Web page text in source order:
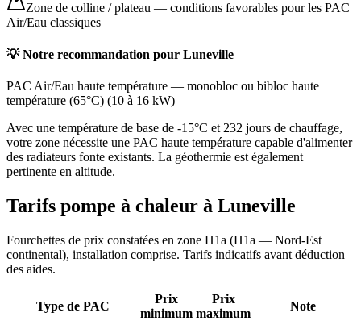
Zone de colline / plateau — conditions favorables pour les PAC
Air/Eau classiques
💡 Notre recommandation pour Luneville
PAC Air/Eau haute température — monobloc ou bibloc haute
température (65°C) (10 à 16 kW)
Avec une température de base de -15°C et 232 jours de chauffage,
votre zone nécessite une PAC haute température capable d'alimenter
des radiateurs fonte existants. La géothermie est également
pertinente en altitude.
Tarifs pompe à chaleur à Luneville
Fourchettes de prix constatées en zone H1a (H1a — Nord-Est
continental), installation comprise. Tarifs indicatifs avant déduction
des aides.
Type de PAC
Prix
minimum
Prix
maximum
Note